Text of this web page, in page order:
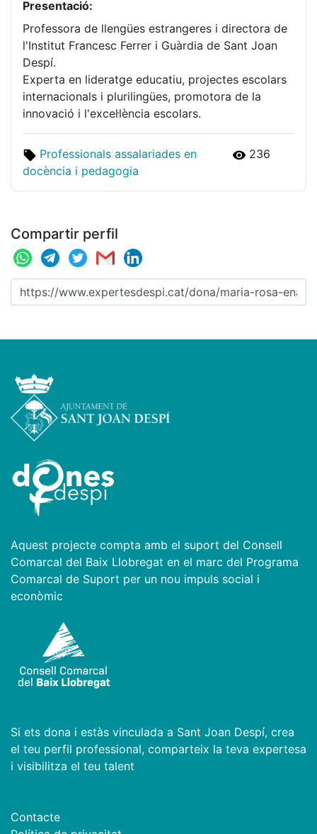
Presentació:
Professora de llengües estrangeres i directora de
l'Institut Francesc Ferrer i Guàrdia de Sant Joan
Despí.
Experta en lideratge educatiu, projectes escolars
internacionals i plurilingües, promotora de la
innovació i l'excel·lència escolars.
Professionals assalariades en
docència i pedagogia
236
Compartir perfil
Aquest projecte compta amb el suport del Consell
Comarcal del Baix Llobregat en el marc del Programa
Comarcal de Suport per un nou impuls social i
econòmic
Si ets dona i estàs vinculada a Sant Joan Despí, crea
el teu perfil professional, comparteix la teva expertesa
i visibilitza el teu talent
Contacte